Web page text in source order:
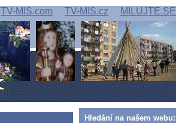
TV-MIS.com TV-MIS.cz MILUJTE.SE
Hledání na našem webu: